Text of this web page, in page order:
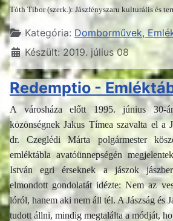
Tóth Tibor (szerk.): Jászfényszaru kulturális és
Részletek
Kategória: Domborművek,
Készült: 2019. július 08
Redemptio -
A városháza előtt 1995. június 30-
közönségnek Jakus Tímea szavalta el a
dr. Czeglédi Márta polgármester
emléktábla avatóünnepségén
István egri érseknek a jászok
elmondott gondolatát idézte: Nem az
lóról, hanem aki nem áll tél. A Jászság és
tudott állni, mindig megtalálta a módját,